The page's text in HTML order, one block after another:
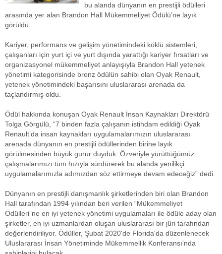
bu alanda dünyanın en prestijli ödülleri
arasında yer alan Brandon Hall Mükemmeliyet Ödülü’ne layık
görüldü.
Kariyer, performans ve gelişim yönetimindeki köklü sistemleri,
çalışanları için yurt içi ve yurt dışında yarattığı kariyer fırsatları ve
organizasyonel mükemmeliyet anlayışıyla Brandon Hall yetenek
yönetimi kategorisinde bronz ödülün sahibi olan Oyak Renault,
yetenek yönetimindeki başarısını uluslararası arenada da
taçlandırmış oldu.
Ödül hakkında konuşan Oyak Renault İnsan Kaynakları Direktörü
Tolga Görgülü, “7 binden fazla çalışanın istihdam edildiği Oyak
Renault’da insan kaynakları uygulamalarımızın uluslararası
arenada dünyanın en prestijli ödüllerinden birine layık
görülmesinden büyük gurur duyduk. Özveriyle yürüttüğümüz
çalışmalarımızı tüm hızıyla sürdürerek bu alanda yenilikçi
uygulamalarımızla adımızdan söz ettirmeye devam edeceğiz” dedi.
Dünyanın en prestijli danışmanlık şirketlerinden biri olan Brandon
Hall tarafından 1994 yılından beri verilen “Mükemmeliyet
Ödülleri”ne en iyi yetenek yönetimi uygulamaları ile ödüle aday olan
şirketler, en iyi uzmanlardan oluşan uluslararası bir jüri tarafından
değerlendiriliyor. Ödüller, Şubat 2020'de Florida'da düzenlenecek
Uluslararası İnsan Yönetiminde Mükemmellik Konferansı'nda